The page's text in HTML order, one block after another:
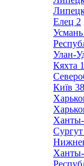
Елец 2
Усмань
Улан-
Кяхта 1
Київ 38
Сургут